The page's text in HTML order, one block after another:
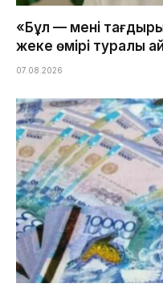
«Бұл — менің
жеке өмірі туралы
07.08.2026